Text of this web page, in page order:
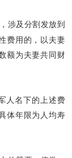
涉及分割发放到
费用的，以夫妻
额为夫妻共同财
人名下的上述费
体年限为人均寿